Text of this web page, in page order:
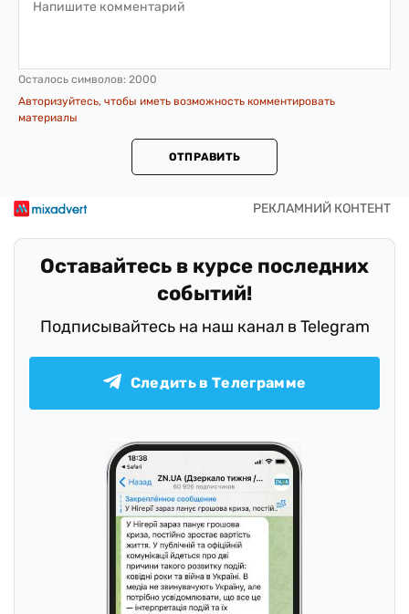
Осталось символов: 2000
Авторизуйтесь, чтобы иметь возможность комментировать
материалы
ОТПРАВИТЬ
Оставайтесь в курсе последних
событий!
Подписывайтесь на наш канал в Telegram
Следить в Телеграмме